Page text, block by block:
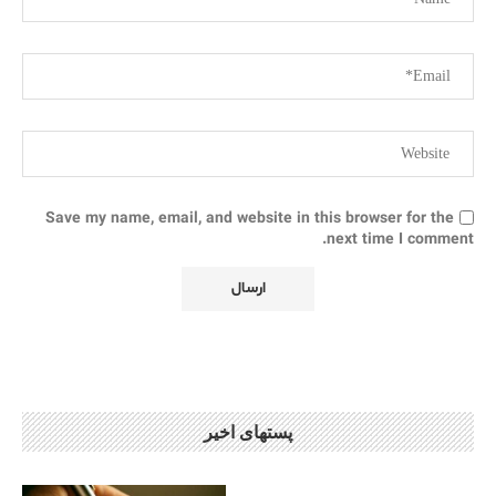
Save my name, email, and website in this browser for the
next time I comment.
پستهای اخیر